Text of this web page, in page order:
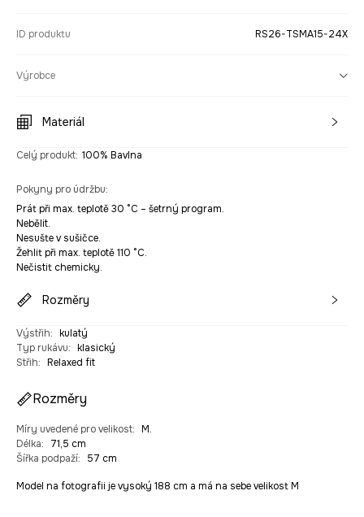
ID produktu RS26-TSMA15-24X
Výrobce
Materiál
Celý produkt: 100% Bavlna
Pokyny pro údržbu:
Prát při max. teplotě 30 °C – šetrný program.
Nebělit.
Nesušte v sušičce.
Žehlit při max. teplotě 110 °C.
Nečistit chemicky.
Rozměry
Výstřih: kulatý
Typ rukávu: klasický
Střih: Relaxed fit
Rozměry
Míry uvedené pro velikost: M.
Délka:
71,5 cm
Šířka podpaží: 57 cm
Model na fotografii je vysoký 188 cm a má na sebe velikost M